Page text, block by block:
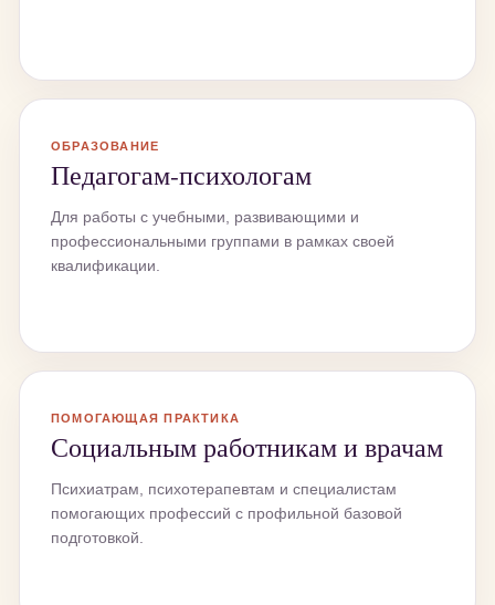
ОБРАЗОВАНИЕ
Педагогам-психологам
Для работы с учебными, развивающими и
профессиональными группами в рамках своей
квалификации.
ПОМОГАЮЩАЯ ПРАКТИКА
Социальным работникам и врачам
Психиатрам, психотерапевтам и специалистам
помогающих профессий с профильной базовой
подготовкой.